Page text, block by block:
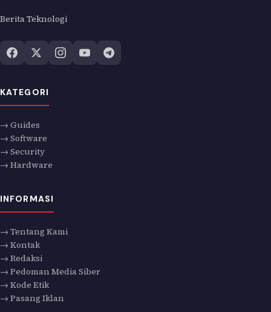
Berita Teknologi
KATEGORI
→ Guides
→ Software
→ Security
→ Hardware
INFORMASI
→ Tentang Kami
→ Kontak
→ Redaksi
→ Pedoman Media Siber
→ Kode Etik
→ Pasang Iklan